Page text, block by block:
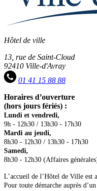
Hôtel de ville
13, rue de Saint-Cloud
92410 Ville-d'Avray
01 41 15 88 88
Horaires d’ouverture
(hors jours fériés) :
Lundi et vendredi,
9h - 12h30 / 13h30 - 17h30
Mardi au jeudi,
8h30 - 12h30 / 13h30 - 17h30
Samedi,
8h30 - 12h30 (Affaires
L’accueil de l’Hôtel de Ville est
Pour toute démarche auprès